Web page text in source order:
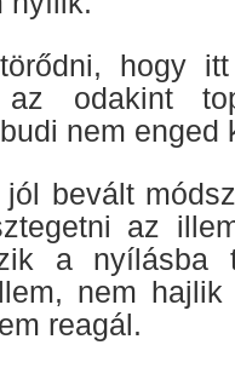
hogy
odakint
nem enged
bevált
az
a nyílásba
nem
reagál.